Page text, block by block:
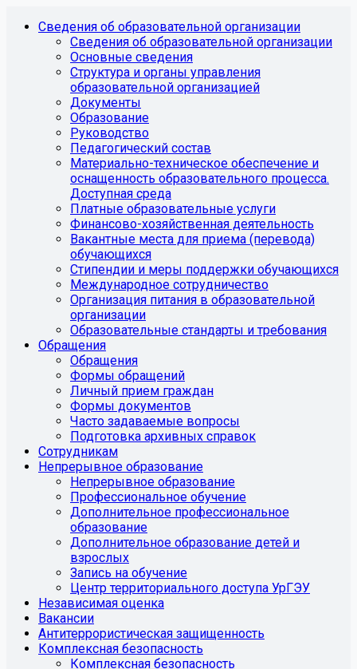
Сведения об образовательной организации
Сведения об образовательной организации
Основные сведения
Структура и органы управления
образовательной организацией
Документы
Образование
Руководство
Педагогический состав
Материально-техническое обеспечение и
оснащенность образовательного процесса.
Доступная среда
Платные образовательные услуги
Финансово-хозяйственная деятельность
Вакантные места для приема (перевода)
обучающихся
Стипендии и меры поддержки обучающихся
Международное сотрудничество
Организация питания в образовательной
организации
Образовательные стандарты и требования
Обращения
Обращения
Формы обращений
Личный прием граждан
Формы документов
Часто задаваемые вопросы
Подготовка архивных справок
Сотрудникам
Непрерывное образование
Непрерывное образование
Профессиональное обучение
Дополнительное профессиональное
образование
Дополнительное образование детей и
взрослых
Запись на обучение
Центр территориального доступа УрГЭУ
Независимая оценка
Вакансии
Антитеррористическая защищенность
Комплексная безопасность
Комплексная безопасность